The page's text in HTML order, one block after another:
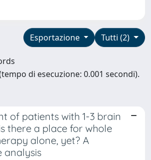
Tutti (2)
Esportazione
di esecuzione: 0.001 secondi).
of patients with 1-3 brain
there a place for whole
alone, yet? A
analysis